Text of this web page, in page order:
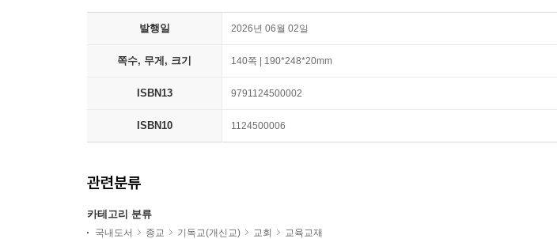
발행일 2026년 06월 02일
쪽수, 무게, 크기 140쪽 | 190*248*20mm
ISBN13 9791124500002
ISBN10 1124500006
관련분류
카테고리 분류
국내도서 종교 기독교(개신교) 교회 교육교재